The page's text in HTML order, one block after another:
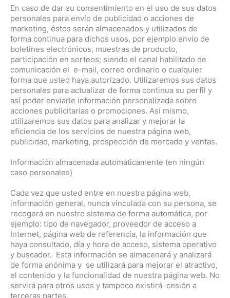
En caso de dar su consentimiento en el uso de sus datos
personales para envío de publicidad o acciones de
marketing, éstos serán almacenados y utilizados de
forma continua para dichos usos, por ejemplo envío de
boletines electrónicos, muestras de producto,
participación en sorteos; siendo el canal habilitado de
comunicación el e-mail, correo ordinario o cualquier
forma que usted haya autorizado. Utilizaremos sus datos
personales para actualizar de forma continua su perfil y
así poder enviarle información personalizada sobre
acciones publicitarias o promociones. Así mismo,
utilizaremos sus datos para analizar y mejorar la
eficiencia de los servicios de nuestra página web,
publicidad, marketing, prospección de mercado y ventas.
Información almacenada automáticamente (en ningún
caso personales)
Cada vez que usted entre en nuestra página web,
información general, nunca vinculada con su persona, se
recogerá en nuestro sistema de forma automática, por
ejemplo: tipo de navegador, proveedor de acceso a
Internet, página web de referencia, la información que
haya consultado, día y hora de acceso, sistema operativo
y buscador. Esta información se almacenará y analizará
de forma anónima y se utilizará para mejorar el atractivo,
el contenido y la funcionalidad de nuestra página web. No
servirá para otros usos y tampoco existirá cesión a
terceras partes.